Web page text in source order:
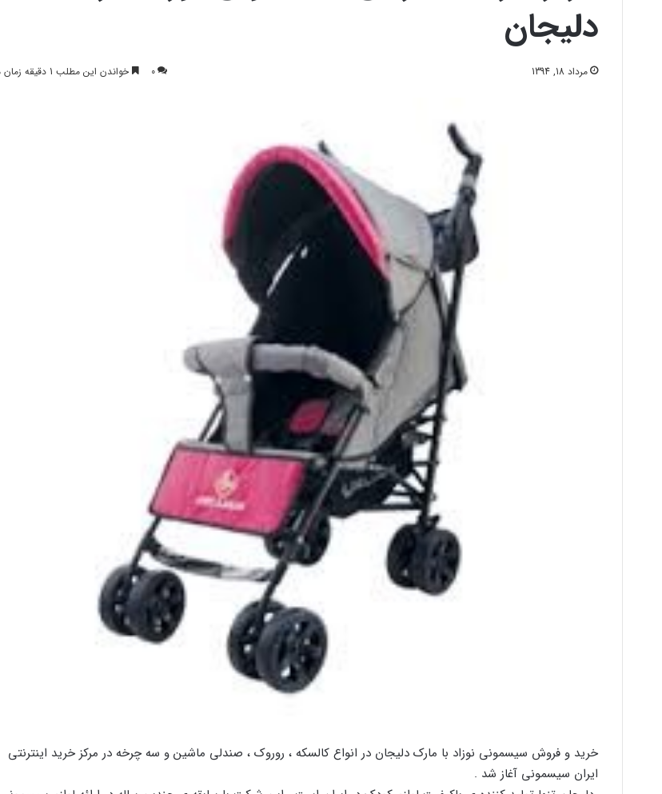
دلیجان
مرداد 18, 1394 0 خواندن این مطلب 1 دقیقه زمان میبرد
خرید و فروش سیسمونی نوزاد با مارک دلیجان در انواع کالسکه ، روروک ، صندلی ماشین و سه چرخه در مرکز خرید اینترنتی
ایران سیسمونی آغاز شد .